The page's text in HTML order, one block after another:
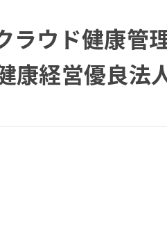
ラウド健康管
康経営優良法